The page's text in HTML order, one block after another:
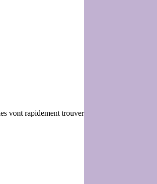
vont rapidement trouver